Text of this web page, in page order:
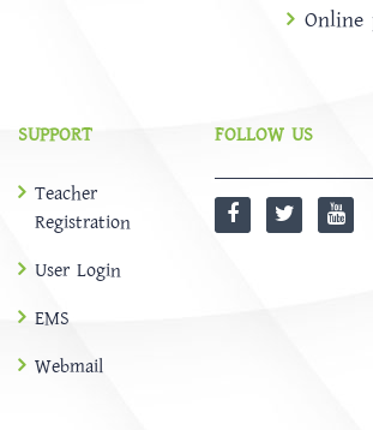
SUPPORT
Teacher
Registration
User Login
EMS
Webmail
FOLLOW US